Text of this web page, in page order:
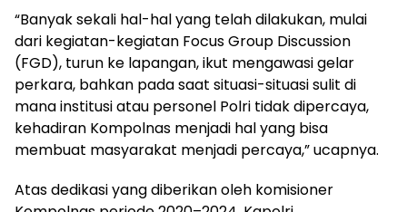
“Banyak sekali hal-hal yang telah dilakukan, mulai
dari kegiatan-kegiatan Focus Group Discussion
(FGD), turun ke lapangan, ikut mengawasi gelar
perkara, bahkan pada saat situasi-situasi sulit di
mana institusi atau personel Polri tidak dipercaya,
kehadiran Kompolnas menjadi hal yang bisa
membuat masyarakat menjadi percaya,” ucapnya.
Atas dedikasi yang diberikan oleh komisioner